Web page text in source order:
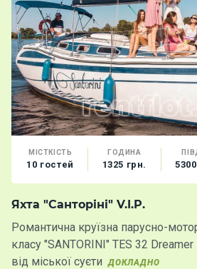
МІСТКІСТЬ
10 гостей
ГОДИНА
1325 грн.
Яхта "Санторіні" V.I.P.
Романтична круїзна парусно-
класу "SANTORINI" TES 32
від міської суєти
ДОКЛАДНО